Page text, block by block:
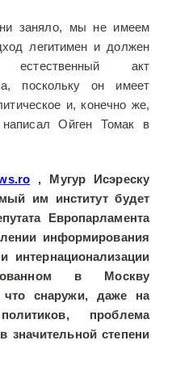
заняло, мы не имеем
легитимен и должен
естественный акт
поскольку он имеет
и, конечно же,
Ойген Томак в
, Мугур Исэреску
им институт будет
Европарламента
информирования
интернационализации
в Москву
что снаружи, даже на
проблема
значительной степени